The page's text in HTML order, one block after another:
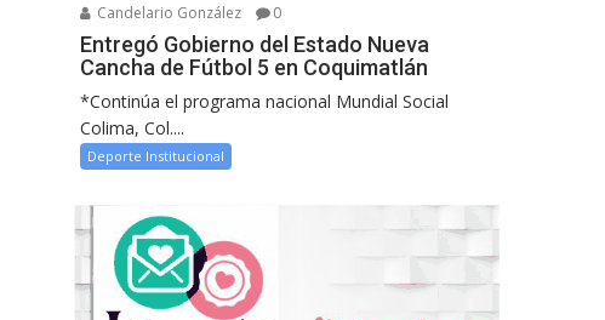
Candelario González
0
Entregó Gobierno del Estado Nueva
Cancha de Fútbol 5 en Coquimatlán
*Continúa el programa nacional Mundial Social
Colima, Col....
Deporte Institucional